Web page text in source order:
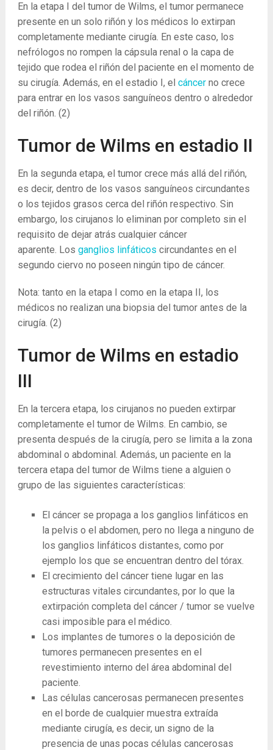
En la etapa I del tumor de Wilms, el tumor permanece
presente en un solo riñón y los médicos lo extirpan
completamente mediante cirugía. En este caso, los
nefrólogos no rompen la cápsula renal o la capa de
tejido que rodea el riñón del paciente en el momento de
su cirugía. Además, en el estadio I, el cáncerno crece
para entrar en los vasos sanguíneos dentro o alrededor
del riñón. (2)
Tumor de Wilms en estadio II
En la segunda etapa, el tumor crece más allá del riñón,
es decir, dentro de los vasos sanguíneos circundantes
o los tejidos grasos cerca del riñón respectivo. Sin
embargo, los cirujanos lo eliminan por completo sin el
requisito de dejar atrás cualquier cáncer
aparente. Los ganglios linfáticos circundantes en el
segundo ciervo no poseen ningún tipo de cáncer.
Nota: tanto en la etapa I como en la etapa II, los
médicos no realizan una biopsia del tumor antes de la
cirugía. (2)
Tumor de Wilms en estadio
III
En la tercera etapa, los cirujanos no pueden extirpar
completamente el tumor de Wilms. En cambio, se
presenta después de la cirugía, pero se limita a la zona
abdominal o abdominal. Además, un paciente en la
tercera etapa del tumor de Wilms tiene a alguien o
grupo de las siguientes características:
El cáncer se propaga a los ganglios linfáticos en
la pelvis o el abdomen, pero no llega a ninguno de
los ganglios linfáticos distantes, como por
ejemplo los que se encuentran dentro del tórax.
El crecimiento del cáncer tiene lugar en las
estructuras vitales circundantes, por lo que la
extirpación completa del cáncer / tumor se vuelve
casi imposible para el médico.
Los implantes de tumores o la deposición de
tumores permanecen presentes en el
revestimiento interno del área abdominal del
paciente.
Las células cancerosas permanecen presentes
en el borde de cualquier muestra extraída
mediante cirugía, es decir, un signo de la
presencia de unas pocas células cancerosas